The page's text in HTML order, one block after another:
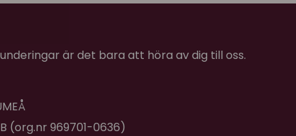
är det bara att höra av dig till oss.
(org.nr 969701-0636)